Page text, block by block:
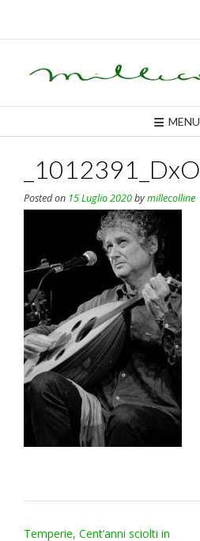
MENU
_1012391_DxO
Posted on 15 Luglio 2020bymillecolline
Post
Temperie, Cent’anni sciolti in